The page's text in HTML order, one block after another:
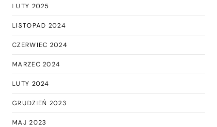
LUTY 2025
LISTOPAD 2024
CZERWIEC 2024
MARZEC 2024
LUTY 2024
GRUDZIEŃ 2023
MAJ 2023